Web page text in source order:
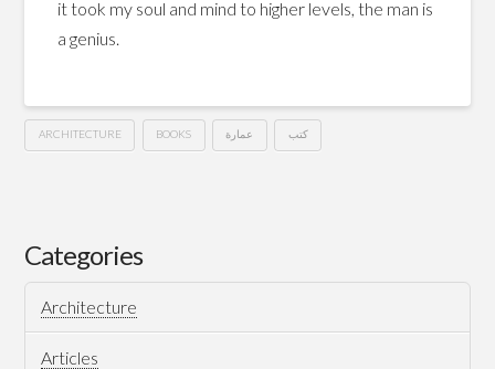
it took my soul and mind to higher levels, the man is
a genius.
ARCHITECTURE BOOKS عمارة كتب
–
حسن
فتحي01.12.2010
Categories
Architecture
Articles